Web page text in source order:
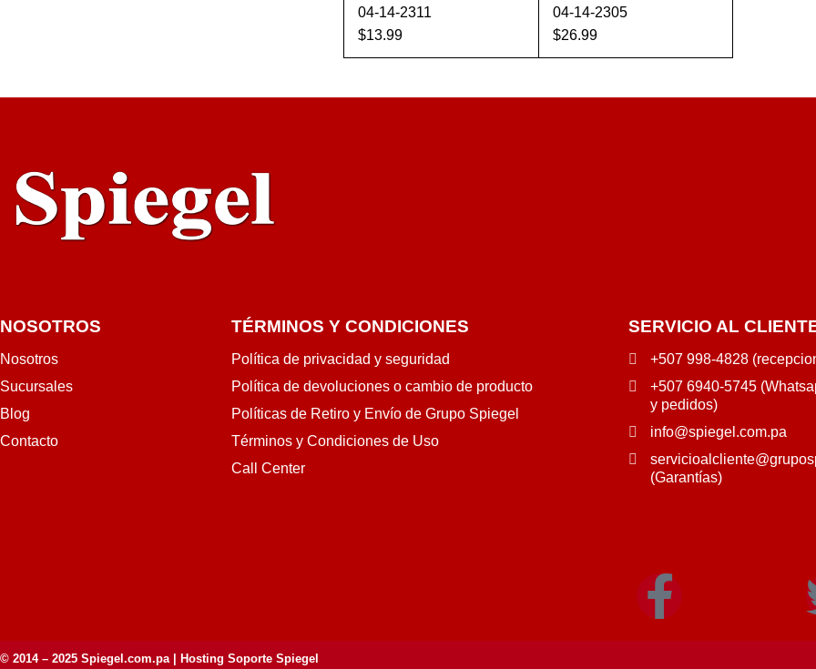
04-14-2311
$13.99
AÑADIR AL C
VISTA
04-14-2305
$26.99
AÑADIR AL C
VISTA
NOSOTROS
Nosotros
Sucursales
Blog
Contacto
TÉRMINOS Y CONDICIONES
Política de privacidad y seguridad
Política de devoluciones o cambio de producto
Políticas de Retiro y Envío de Grupo Spiegel
Términos y Condiciones de Uso
Call Center
SERVICIO AL
+507 998-4828
+507 6940-5745
y pedidos)
info@spiegel.com.pa
(Garantías)
© 2014 – 2025 Spiegel.com.pa| Hosting Soporte Spiegel